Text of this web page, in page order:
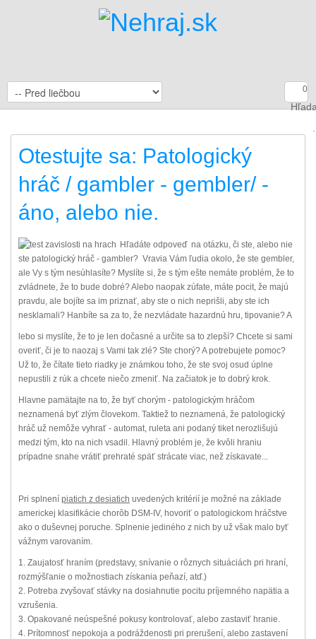
0
Otestujte sa: Patologický
hráč / gambler - gembler/ -
áno, alebo nie.
Hľadáte odpoveď na otázku, či ste, alebo nie
ste patologický hráč - gambler? Vravia Vám ľudia okolo, že ste gembler,
ale Vy s tým nesúhlasíte? Myslíte si, že s tým ešte nemáte problém, že to
zvládnete, že to bude dobré? Alebo naopak zúfate, máte pocit, že majú
pravdu, ale bojíte sa im priznať, aby ste o nich neprišli, aby ste ich
nesklamali? Hanbíte sa za to, že nezvládate hazardnú hru, tipovanie? A
lebo si myslíte, že to je len dočasné a určite sa to zlepší? Chcete si sami
overiť, či je to naozaj s Vami tak zlé? Ste chorý? A potrebujete pomoc?
Už to, že čítate tieto riadky je známkou toho, že ste svoj osud úplne
nepustili z rúk a chcete niečo zmeniť. Na začiatok je to dobrý krok.
Hlavne pamätajte na to, že byť chorým - patologickým hráčom
neznamená byť zlým človekom. Taktiež to neznamená, že patologický
hráč už nemôže vyhrať - automat, ruleta ani podaný tiket nerozlišujú
medzi tým, kto na nich vsadil. Hlavný problém je, že kvôli hraniu
prípadne snahe vrátiť prehraté späť strácate viac, než získavate...
Pri splnení piatich z desiatich uvedených kritérií je možné na základe
americkej klasifikácie chorôb DSM-IV, hovoriť o patologickom hráčstve
ako o duševnej poruche. Splnenie jediného z nich by už však malo byť
vážnym varovaním.
1. Zaujatosť hraním (predstavy, snívanie o rôznych situáciách pri hraní,
rozmýšľanie o možnostiach získania peňazí, atď.)
2. Potreba zvyšovať stávky na dosiahnutie pocitu príjemného napätia a
vzrušenia.
3. Opakované neúspešné pokusy kontrolovať, alebo zastaviť hranie.
4. Prítomnosť nepokoja a podráždenosti pri prerušení, alebo zastavení